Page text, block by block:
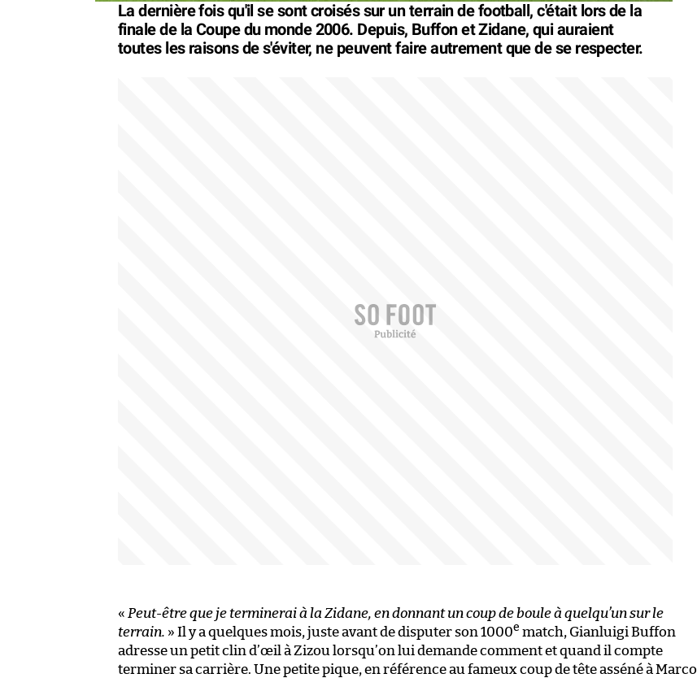
La dernière fois qu'il se sont croisés sur un terrain de football, c'était lors de la
finale de la Coupe du monde 2006. Depuis, Buffon et Zidane, qui auraient
toutes les raisons de s'éviter, ne peuvent faire autrement que de se respecter.
« Peut-être que je terminerai à la Zidane, en donnant un coup de boule à quelqu’un sur le
terrain. » Il y a quelques mois, juste avant de disputer son 1000e match, Gianluigi Buffon
adresse un petit clin d’œil à Zizou lorsqu’on lui demande comment et quand il compte
terminer sa carrière. Une petite pique, en référence au fameux coup de tête asséné à Marco